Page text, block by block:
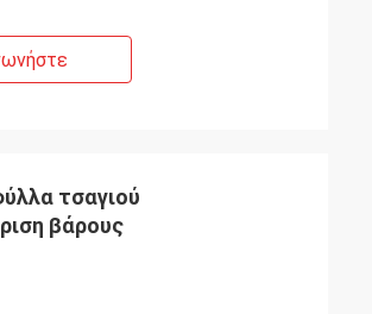
τσαγιού
βάρους